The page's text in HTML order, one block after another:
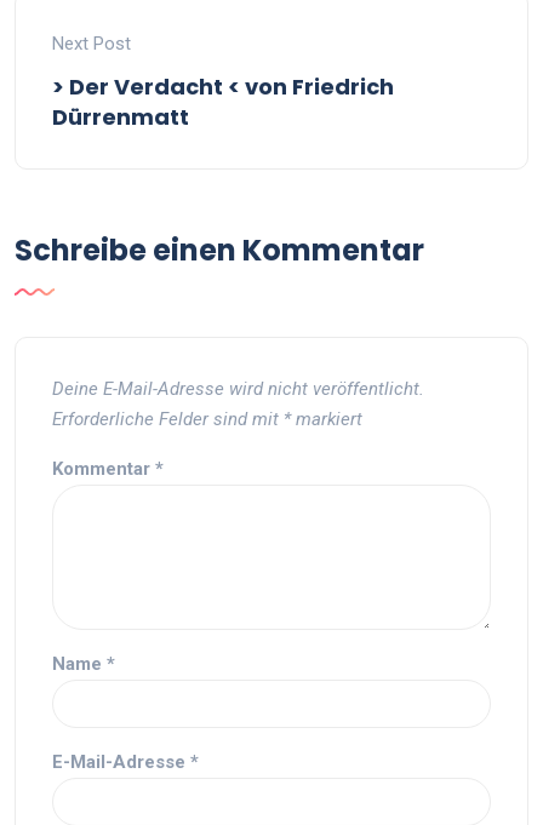
Next Post
> Der Verdacht < von Friedrich
Dürrenmatt
Schreibe einen Kommentar
Deine E-Mail-Adresse wird nicht veröffentlicht.
Erforderliche Felder sind mit *markiert
Kommentar *
Name *
E-Mail-Adresse *